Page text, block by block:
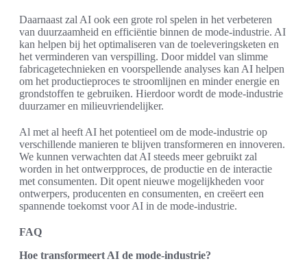
Daarnaast zal AI ook een grote rol spelen in het verbeteren
van duurzaamheid en efficiëntie binnen de mode-industrie. AI
kan helpen bij het optimaliseren van de toeleveringsketen en
het verminderen van verspilling. Door middel van slimme
fabricagetechnieken en voorspellende analyses kan AI helpen
om het productieproces te stroomlijnen en minder energie en
grondstoffen te gebruiken. Hierdoor wordt de mode-industrie
duurzamer en milieuvriendelijker.
Al met al heeft AI het potentieel om de mode-industrie op
verschillende manieren te blijven transformeren en innoveren.
We kunnen verwachten dat AI steeds meer gebruikt zal
worden in het ontwerpproces, de productie en de interactie
met consumenten. Dit opent nieuwe mogelijkheden voor
ontwerpers, producenten en consumenten, en creëert een
spannende toekomst voor AI in de mode-industrie.
FAQ
Hoe transformeert AI de mode-industrie?